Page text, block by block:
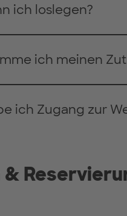
ich loslegen?
ich meinen
ich Zugang zur
&